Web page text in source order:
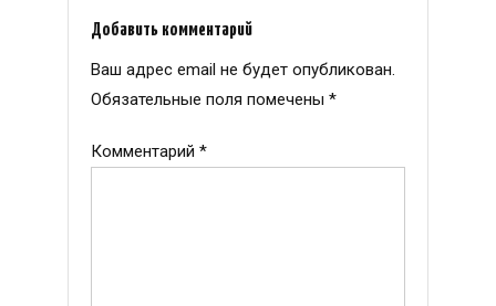
Добавить комментарий
Ваш адрес email не будет опубликован.
Обязательные поля помечены *
Комментарий *